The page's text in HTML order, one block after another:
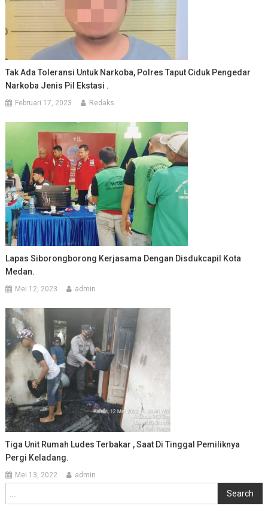
Tak Ada Toleransi Untuk Narkoba, Polres Taput Ciduk Pengedar
Narkoba Jenis Pil Ekstasi .
Februari 17, 2023 Redaks
Lapas Siborongborong Kerjasama Dengan Disdukcapil Kota
Medan.
Mei 12, 2023 admin
Tiga Unit Rumah Ludes Terbakar , Saat Di Tinggal Pemiliknya
Pergi Keladang.
Mei 13, 2022 admin
Search